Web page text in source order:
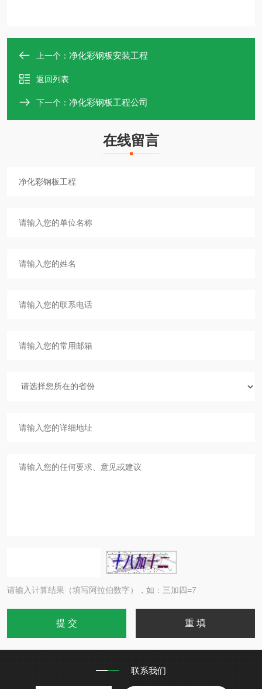
上一个： 净化彩钢板安装工程
返回列表
下一个： 净化彩钢板工程公司
在线留言
请输入计算结果（填写阿拉伯数字），如：三加四=7
联系我们